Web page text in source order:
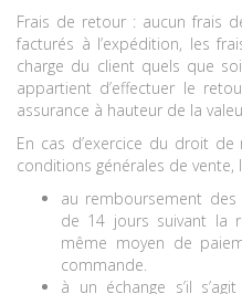
Frais de retour : aucun frais
facturés à l’expédition, les
charge du client quels que
appartient d’effectuer le
assurance à hauteur de la
En cas d’exercice du droit
conditions générales de vente,
au remboursement
de 14 jours suivant la
même moyen de
commande.
à un échange s’il